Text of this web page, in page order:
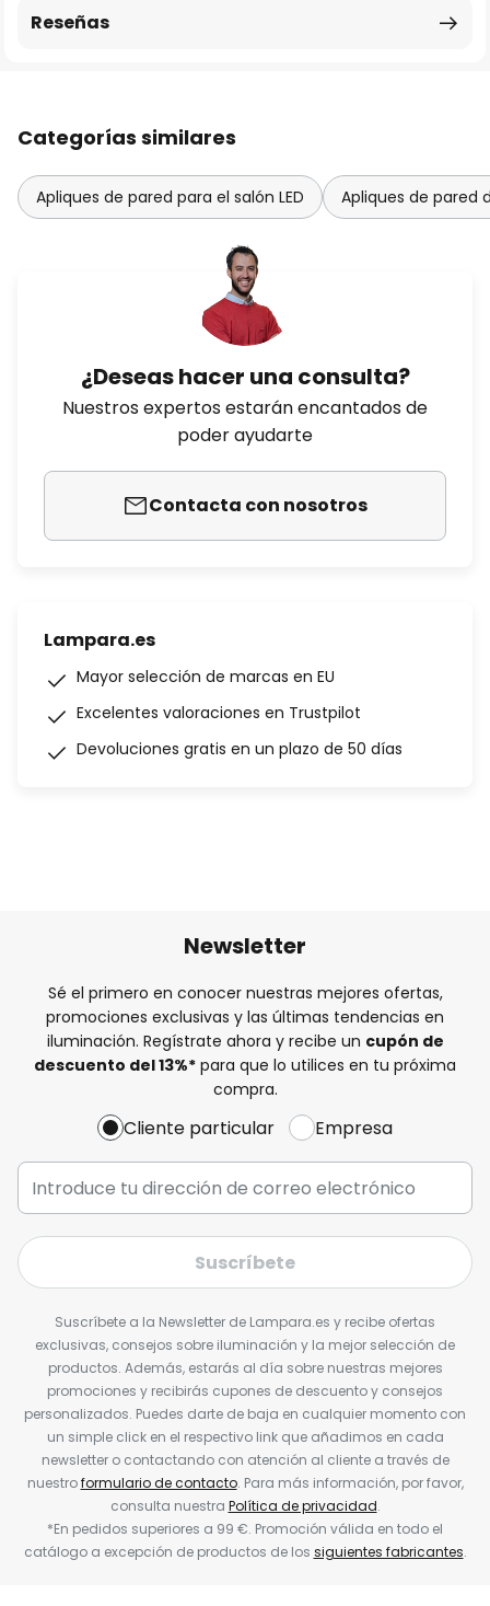
Reseñas
Categorías similares
Apliques de pared para el salón LED Apliques de pared
¿Deseas hacer una consulta?
Nuestros expertos estarán encantados de
poder ayudarte
Contacta con nosotros
Lampara.es
Mayor selección de marcas en EU
Excelentes valoraciones en Trustpilot
Devoluciones gratis en un plazo de 50 días
Newsletter
Sé el primero en conocer nuestras mejores ofertas,
promociones exclusivas y las últimas tendencias en
iluminación. Regístrate ahora y recibe un cupón de
descuento del13%* para que lo utilices en tu próxima
compra.
Cliente particular Empresa
Suscríbete
Suscríbete a la Newsletter de Lampara.es y recibe ofertas
exclusivas, consejos sobre iluminación y la mejor selección de
productos. Además, estarás al día sobre nuestras mejores
promociones y recibirás cupones de descuento y consejos
personalizados. Puedes darte de baja en cualquier momento con
un simple click en el respectivo link que añadimos en cada
newsletter o contactando con atención al cliente a través de
nuestroformulario de contacto. Para más información, por favor,
consulta nuestra Política de privacidad.
*En pedidos superiores a 99 €. Promoción válida en todo el
catálogo a excepción de productos de los siguientes fabricantes.